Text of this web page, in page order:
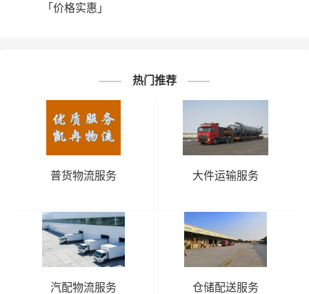
「价格实惠」
热门推荐
普货物流服务 大件运输服务
汽配物流服务 仓储配送服务